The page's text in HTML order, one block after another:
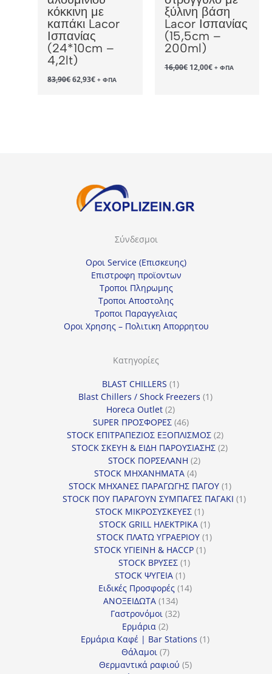
κόκκινη με
καπάκι Lacor
Ισπανίας
(24*10cm –
4,2lt)
83,90€Original
price
62,93€Η+ ΦΠΑ
ξύλινη βάση
Lacor Ισπανίας
(15,5cm –
200ml)
16,00€ Original
price
12,00€Η+ ΦΠΑ
Σύνδεσμοι
Οροι Service (Επισκευης)
Επιστροφη προϊοντων
Τροποι Πληρωμης
Τροποι Αποστολης
Τροποι Παραγγελιας
Οροι Χρησης – Πολιτικη Απορρητου
Κατηγορίες
BLAST CHILLERS 11
προϊόν
Blast Chillers / Shock Freezers 11
Horeca Outlet 22
προϊόντα
SUPER ΠΡΟΣΦΟΡΕΣ 4646
προϊόντα
STOCK ΕΠΙΤΡΑΠΕΖΙΟΣ ΕΞΟΠΛΙΣΜΟΣ 22
προϊόντα
STOCK ΣΚΕΥΗ & ΕΙΔΗ ΠΑΡΟΥΣΙΑΣΗΣ 22
STOCK ΠΟΡΣΕΛΑΝΗ 22
STOCK ΜΗΧΑΝΗΜΑΤΑ 44
προϊόντα
STOCK ΜΗΧΑΝΕΣ ΠΑΡΑΓΩΓΗΣ ΠΑΓΟΥ 11
προϊόν
STOCK ΠΟΥ ΠΑΡΑΓΟΥΝ ΣΥΜΠΑΓΕΣ ΠΑΓΑΚΙ 11
STOCK ΜΙΚΡΟΣΥΣΚΕΥΕΣ 11
προϊόν
STOCK GRILL ΗΛΕΚΤΡΙΚΑ 11
προϊόν
STOCK ΠΛΑΤΩ ΥΓΡΑΕΡΙΟΥ 11
STOCK ΥΓΙΕΙΝΗ & HACCP 11
STOCK ΒΡΥΣΕΣ 11
STOCK ΨΥΓΕΙΑ 11
προϊόν
Ειδικές Προσφορές 1414
ΑΝΟΞΕΙΔΩΤΑ 134134
προϊόντα
Γαστρονόμοι 3232
Ερμάρια 22
προϊόντα
Ερμάρια Καφέ | Bar Stations 11
Θάλαμοι 77
προϊόντα
Θερμαντικά ραφιού 55